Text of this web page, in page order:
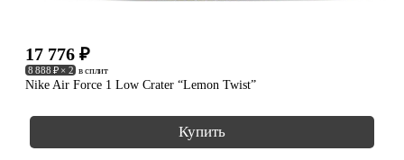
Nike Air Force 1 Low Crater “Lemon Twist”
17 776 ₽
8 888 ₽ × 2 в сплит
Купить